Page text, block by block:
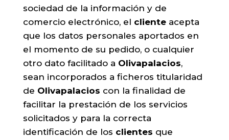
sociedad de la información y de
comercio electrónico, el clienteacepta
que los datos personales aportados en
el momento de su pedido, o cualquier
otro dato facilitado a Olivapalacios,
sean incorporados a ficheros titularidad
de Olivapalacios con la finalidad de
facilitar la prestación de los servicios
solicitados y para la correcta
identificación de los clientes que